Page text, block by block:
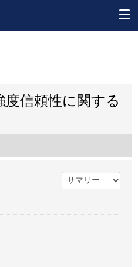
信頼性に関する